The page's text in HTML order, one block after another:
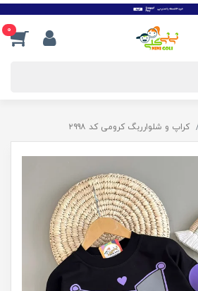
0
کراپ و شلوارربگ کرومی کد ۲۹۹۸